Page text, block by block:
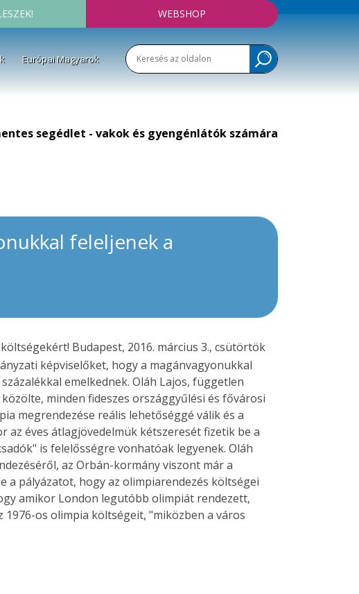
WEBSHOP
Európai Magyarok
segédlet - vakok és gyengénlátók számára
feleljenek a
Budapest, 2016. március 3., csütörtök
képviselőket, hogy a magánvagyonukkal
emelkednek. Oláh Lajos, független
minden fideszes országgyűlési és fővárosi
megrendezése reális lehetőséggé válik és a
éves átlagjövedelmük kétszeresét fizetik be a
is felelősségre vonhatóak legyenek. Oláh
az Orbán-kormány viszont már a
a pályázatot, hogy az olimpiarendezés költségei
amikor London legutóbb olimpiát rendezett,
os olimpia költségeit, "miközben a város